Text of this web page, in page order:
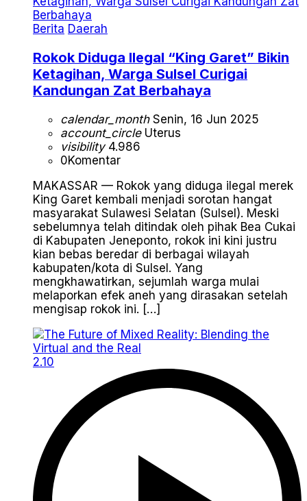
Berita Daerah
Rokok Diduga Ilegal “King Garet” Bikin
Ketagihan, Warga Sulsel Curigai
Kandungan Zat Berbahaya
calendar_monthSenin, 16 Jun 2025
account_circleUterus
visibility4.986
0Komentar
MAKASSAR — Rokok yang diduga ilegal merek
King Garet kembali menjadi sorotan hangat
masyarakat Sulawesi Selatan (Sulsel). Meski
sebelumnya telah ditindak oleh pihak Bea Cukai
di Kabupaten Jeneponto, rokok ini kini justru
kian bebas beredar di berbagai wilayah
kabupaten/kota di Sulsel. Yang
mengkhawatirkan, sejumlah warga mulai
melaporkan efek aneh yang dirasakan setelah
mengisap rokok ini. […]
2.10